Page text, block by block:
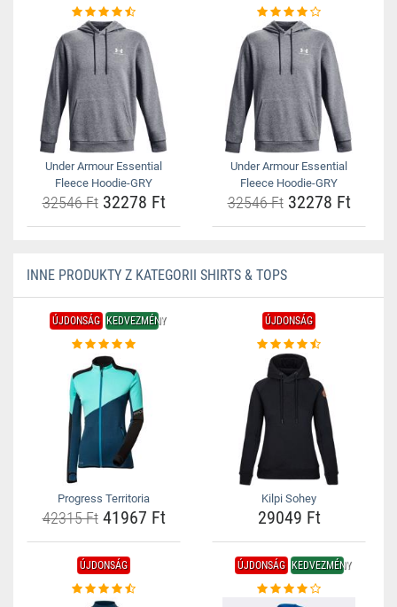
Under Armour Essential
Fleece Hoodie-GRY
32546 Ft32278 Ft
Under Armour Essential
Fleece Hoodie-GRY
32546 Ft32278 Ft
INNE PRODUKTY Z KATEGORII SHIRTS & TOPS
ÚJDONSÁG KEDVEZMÉNY
Progress Territoria
42315 Ft41967 Ft
ÚJDONSÁG
Kilpi Sohey
29049 Ft
ÚJDONSÁG ÚJDONSÁG KEDVEZMÉNY